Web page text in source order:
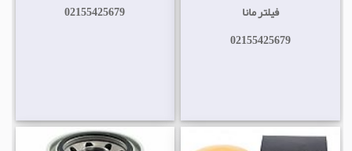
02155425679
فیلتر مانا
02155425679